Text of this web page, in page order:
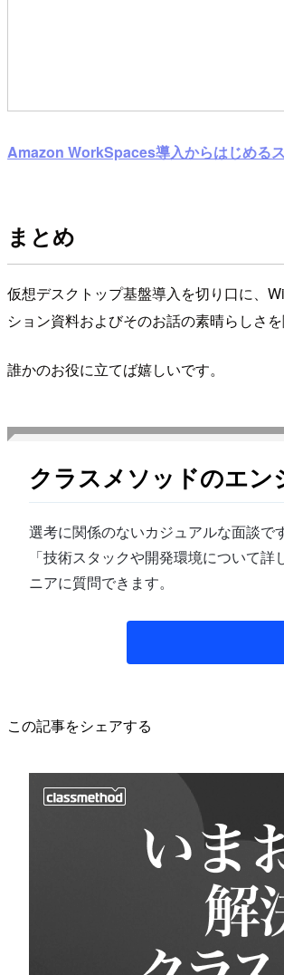
Amazon WorkSpaces導入からはじめる
まとめ
仮想デスクトップ基盤導入を切り口に、
ション資料およびそのお話の素晴らしさ
誰かのお役に立てば嬉しいです。
クラスメソッドのエン
選考に関係のないカジュアルな面談です
「技術スタックや開発環境について
ニアに質問できます。
この記事をシェアする